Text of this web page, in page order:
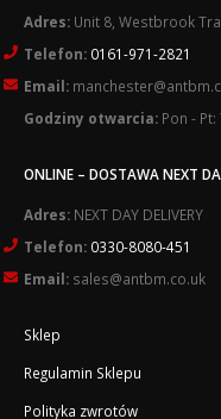
Adres: Unit 8, Westbrook
Telefon: 0161-971-2821
Email:
Godziny otwarcia: Pon -
ONLINE – DOSTAWA NEXT
Adres: NEXT DAY DELIVERY
Telefon: 0330-8080-451
Email: sales@antbm.co.uk
Sklep
Regulamin Sklepu
Polityka zwrotów